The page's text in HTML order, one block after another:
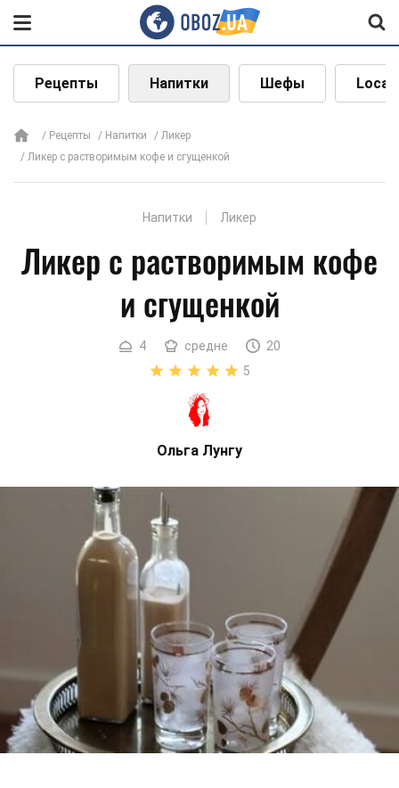
Рецепты Напитки Шефы Local
Рецепты Напитки
Ликер
Ликер с растворимым кофе и сгущенкой
Напитки Ликер
Ликер с растворимым кофе
и сгущенкой
4 средне
20
5
Ольга Лунгу